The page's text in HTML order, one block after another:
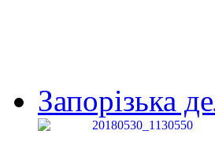
Запорізька